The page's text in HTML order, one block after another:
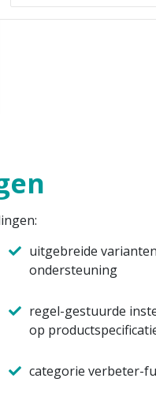
uitgebreide varianten
ondersteuning
regel-gestuurde
op
categorie verbeter-